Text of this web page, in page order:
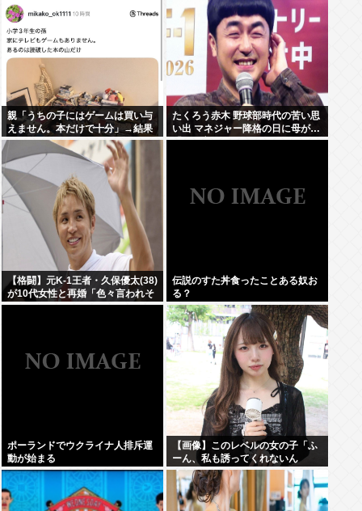
親「うちの子にはゲームは買い与
えません。本だけで十分」→結果
たくろう赤木 野球部時代の苦い思
い出 マネジャー降格の日に母が…
「何も言えなくて」
【格闘】元K-1王者・久保優太(38)
が10代女性と再婚「色々言われそ
うですが…」
伝説のすた丼食ったことある奴お
る？
ポーランドでウクライナ人排斥運
動が始まる
【画像】このレベルの女の子「ふ
ーん、私も誘ってくれないん
だ⋯」